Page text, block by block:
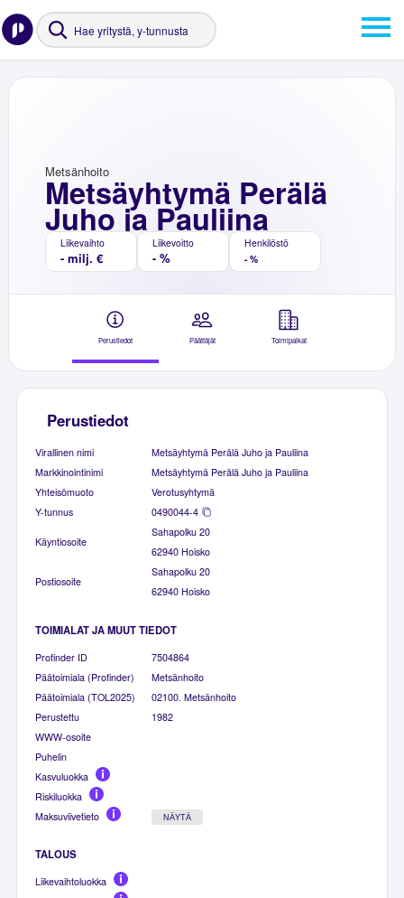
Metsäyhtymä Perälä
Juho ja Pauliina
Metsänhoito
Liikevaihto
- milj. €
Liikevoitto
- %
Henkilöstö
- %
Perustiedot Päättäjät Toimipaikat
Perustiedot
Virallinen nimi
Metsäyhtymä Perälä Juho ja Pauliina
Markkinointinimi
Metsäyhtymä Perälä Juho ja Pauliina
Yhteisömuoto
Verotusyhtymä
Y-tunnus
0490044-4
Käyntiosoite
Sahapolku 20
62940 Hoisko
Postiosoite
Sahapolku 20
62940 Hoisko
TOIMIALAT JA MUUT TIEDOT
Profinder ID
7504864
Päätoimiala (Profinder)
Metsänhoito
Päätoimiala (TOL2025)
02100. Metsänhoito
Perustettu
1982
WWW-osoite
Puhelin
Kasvuluokka
Riskiluokka
Maksuviivetieto
NÄYTÄ
TALOUS
Liikevaihtoluokka